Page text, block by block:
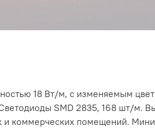
18 Вт/м, с изменяемым
SMD 2835, 168 шт/м.
коммерческих помещений.